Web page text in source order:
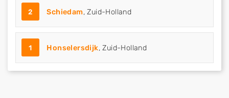
2 Schiedam, Zuid-Holland
1 Honselersdijk, Zuid-Holland